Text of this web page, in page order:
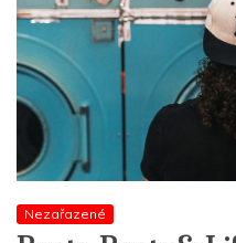
Nezařazené